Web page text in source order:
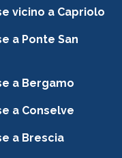
vicino a Capriolo
a Ponte San
a Bergamo
a Conselve
a Brescia